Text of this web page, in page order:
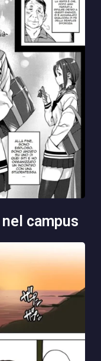
campus